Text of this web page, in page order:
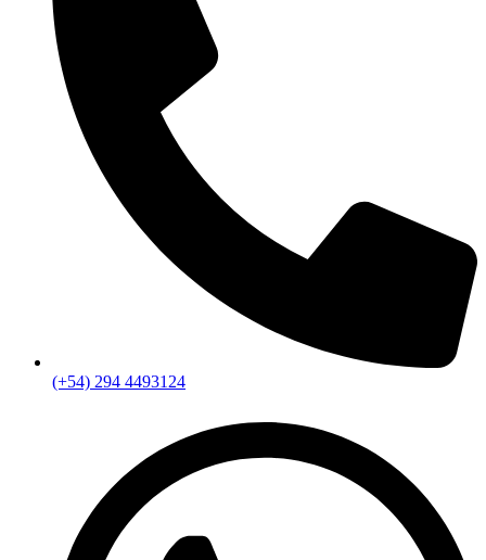
(+54) 294 4493124